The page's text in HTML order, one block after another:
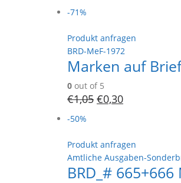
-71%
Produkt anfragen
BRD-MeF-1972
Marken auf
0 out of 5
€1,05 €0,30
-50%
Produkt anfragen
Amtliche Ausgaben-
BRD_#